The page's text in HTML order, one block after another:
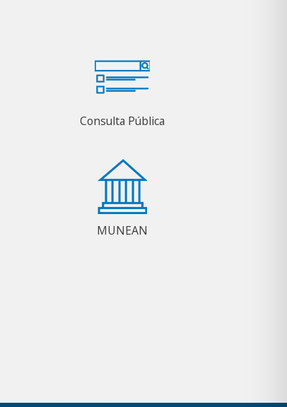
Consulta Pública
MUNEAN